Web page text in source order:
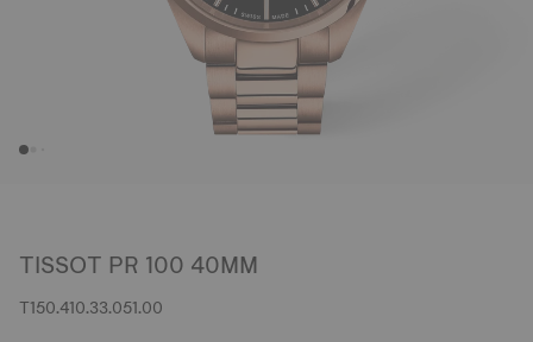
TISSOT PR 100 40MM
T150.410.33.051.00